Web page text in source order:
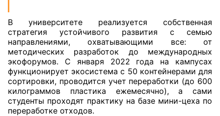
В университете реализуется собственная
стратегия устойчивого развития с семью
направлениями, охватывающими все: от
методических разработок до международных
экофорумов. С января 2022 года на кампусах
функционирует экосистема с 50 контейнерами для
сортировки, проводится учет переработки (до 600
килограммов пластика ежемесячно), а сами
студенты проходят практику на базе мини-цеха по
переработке отходов.